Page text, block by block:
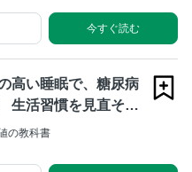
今すぐ読む
高い睡眠で、糖尿病
生活習慣を見直そう
の教科書